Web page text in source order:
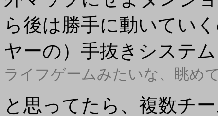
ら後は勝手に動いてい
ヤーの）手抜きシステ
ライフゲームみたいな、眺め
と思ってたら、複数チ